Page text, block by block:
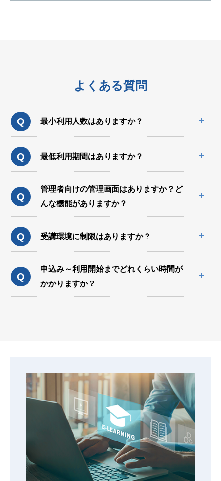
よくある質問
Q 最小利用人数はありますか？
Q 最低利用期間はありますか？
Q
管理者向けの管理画面はありますか？ど
んな機能がありますか？
Q 受講環境に制限はありますか？
Q
申込み～利用開始までどれくらい時間が
かかりますか？